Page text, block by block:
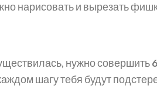
нарисовать и вырезать
нужно совершить6
шагу тебя будут